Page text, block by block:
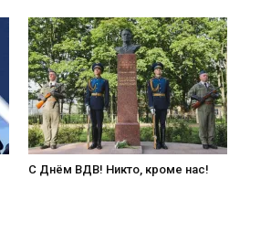
С Днём ВДВ! Никто, кроме нас!